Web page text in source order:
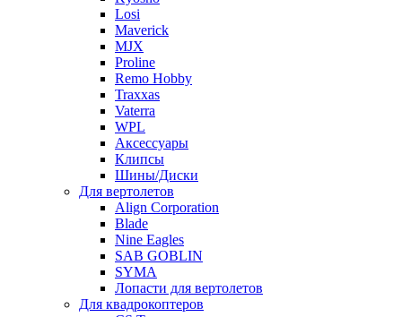
Losi
Maverick
MJX
Proline
Remo Hobby
Traxxas
Vaterra
WPL
Аксессуары
Клипсы
Шины/Диски
Для вертолетов
Align Corporation
Blade
Nine Eagles
SAB GOBLIN
SYMA
Лопасти для вертолетов
Для квадрокоптеров